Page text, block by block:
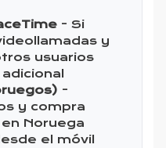
- Si
y
usuarios
-
y compra
Noruega
el móvil